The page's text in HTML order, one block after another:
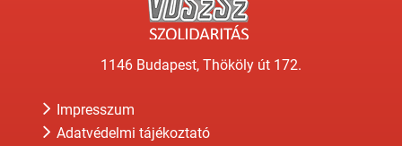
1146 Budapest, Thököly út 172.
Impresszum
Adatvédelmi tájékoztató